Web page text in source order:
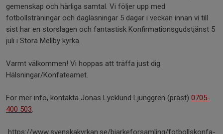
gemenskap och härliga samtal. Vi följer upp med
fotbollsträningar och dagläsningar 5 dagar i veckan innan vi till
sist har en storslagen och fantastisk Konfirmationsgudstjänst 5
juli i Stora Mellby kyrka.
Varmt välkommen! Vi hoppas att träffa just dig.
Hälsningar/Konfateamet.
För mer info, kontakta Jonas Lycklund Ljunggren (präst) 0705-
400 503.
https://www.svenskakyrkan.se/bjarkeforsamling/fotbollskonfa-